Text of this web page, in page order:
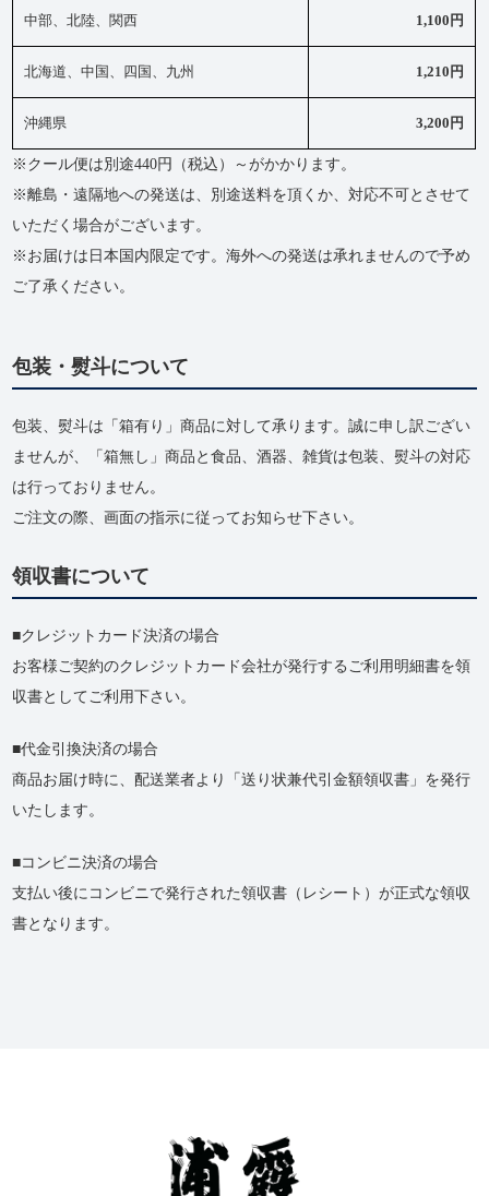
中部、北陸、関西 1,100円
北海道、中国、四国、九州 1,210円
沖縄県 3,200円
※クール便は別途440円（税込）～がかかります。
※離島・遠隔地への発送は、別途送料を頂くか、対応不可とさせて
いただく場合がございます。
※お届けは日本国内限定です。海外への発送は承れませんので予め
ご了承ください。
包装・熨斗について
包装、熨斗は「箱有り」商品に対して承ります。誠に申し訳ござい
ませんが、「箱無し」商品と食品、酒器、雑貨は包装、熨斗の対応
は行っておりません。
ご注文の際、画面の指示に従ってお知らせ下さい。
領収書について
クレジットカード決済の場合
お客様ご契約のクレジットカード会社が発行するご利用明細書を領
収書としてご利用下さい。
代金引換決済の場合
商品お届け時に、配送業者より「送り状兼代引金額領収書」を発行
いたします。
コンビニ決済の場合
支払い後にコンビニで発行された領収書（レシート）が正式な領収
書となります。